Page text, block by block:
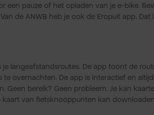
een pauze of het opladen van je e-bike.
de ANWB heb je ook de Eropuit app. Dat
je langeafstandsroutes. De app toont de
te overnachten. De app is interactief en
Geen bereik? Geen probleem. Je kan
kaart van fietsknooppunten kan